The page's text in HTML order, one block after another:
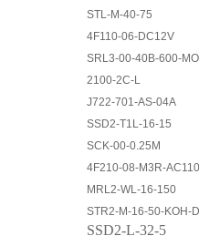
STL-M-40-75
4F110-06-DC12V
SRL3-00-40B-600-
2100-2C-L
J722-701-AS-04A
SSD2-T1L-16-15
SCK-00-0.25M
4F210-08-M3R-
MRL2-WL-16-150
STR2-M-16-50-KOH-
SSD2-L-32-5